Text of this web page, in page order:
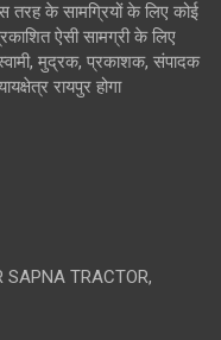
तरह के सामग्रियों के लिए कोई
ऐसी सामग्री के लिए
मुद्रक, प्रकाशक, संपादक
रायपुर होगा
SAPNA TRACTOR,